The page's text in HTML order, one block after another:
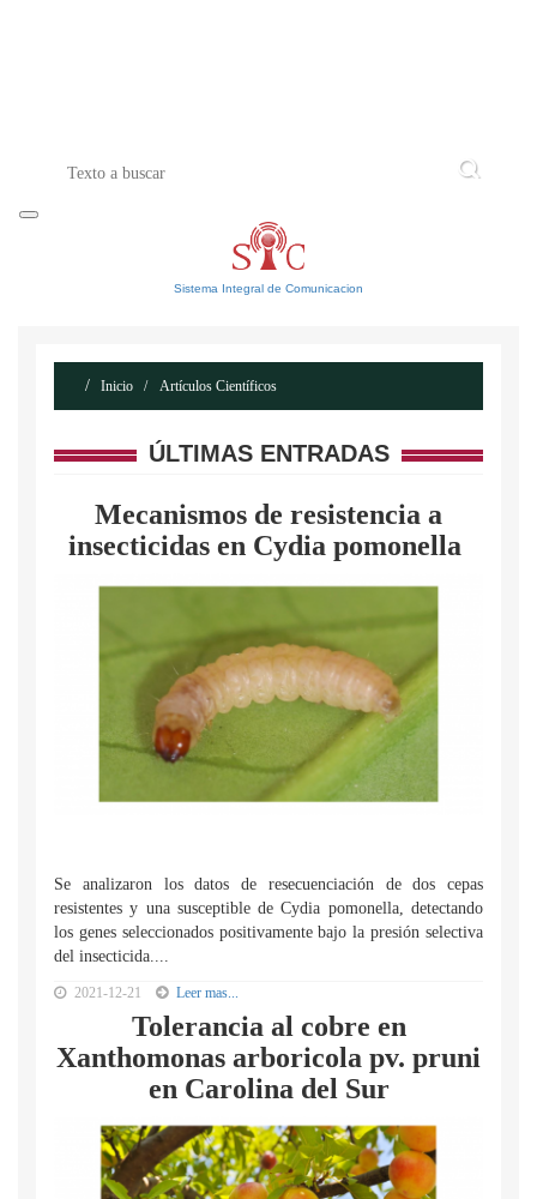
Sistema Integral de Comunicacion
Inicio Artículos Científicos
ÚLTIMAS ENTRADAS
Mecanismos de resistencia a
insecticidas en Cydia pomonella
Se analizaron los datos de resecuenciación de dos cepas
resistentes y una susceptible de Cydia pomonella, detectando
los genes seleccionados positivamente bajo la presión selectiva
del insecticida....
2021-12-21 Leer mas...
Tolerancia al cobre en
Xanthomonas arboricola pv. pruni
en Carolina del Sur